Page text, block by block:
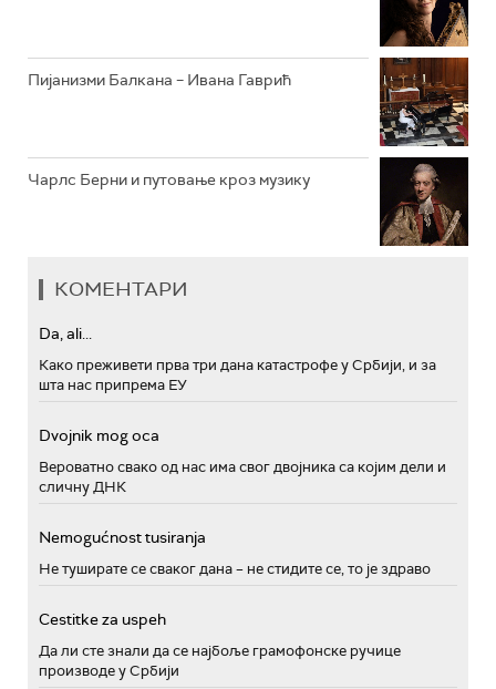
Пијанизми Балкана – Ивана Гаврић
Чарлс Берни и путовање кроз музику
КОМЕНТАРИ
Da, ali...
Како преживети прва три дана катастрофе у Србији, и за
шта нас припрема ЕУ
Dvojnik mog oca
Вероватно свако од нас има свог двојника са којим дели и
сличну ДНК
Nemogućnost tusiranja
Не туширате се сваког дана – не стидите се, то је здраво
Cestitke za uspeh
Да ли сте знали да се најбоље грамофонске ручице
производе у Србији